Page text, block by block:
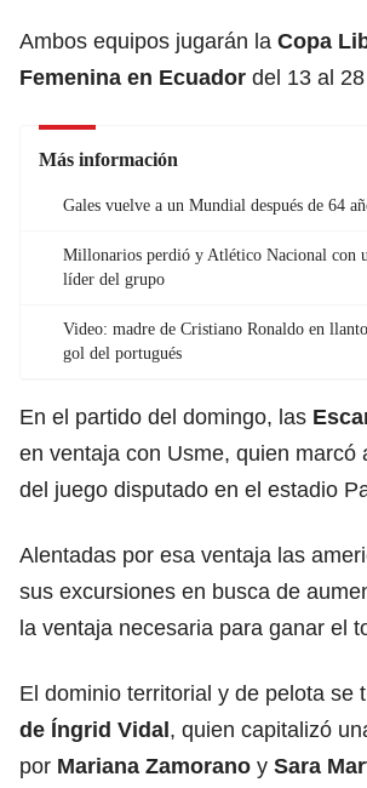
Ambos equipos jugarán la Copa
Femenina en Ecuador del 13 al
Más información
Gales vuelve a un Mundial después de 64
Millonarios perdió y Atlético Nacional con
líder del grupo
Video: madre de Cristiano Ronaldo en
gol del portugués
En el partido del domingo, las
en ventaja con Usme, quien marcó
del juego disputado en el estadio
Alentadas por esa ventaja las
sus excursiones en busca de
la ventaja necesaria para ganar el
El dominio territorial y de pelota se
de Íngrid Vidal, quien capitalizó
por Mariana Zamorano y Sara